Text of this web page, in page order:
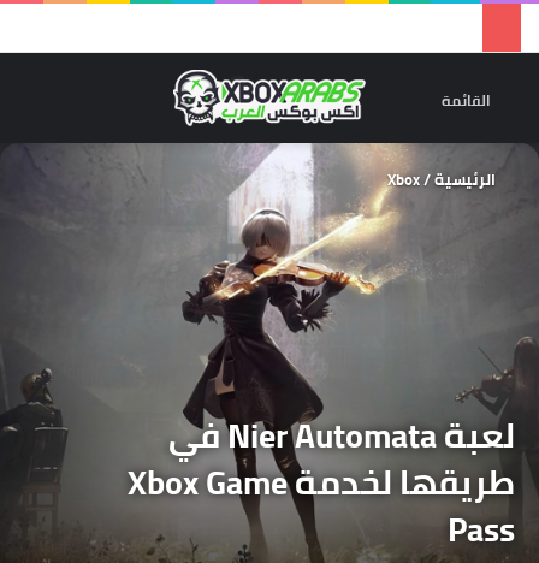
القائمة
الرئيسية/
Xbox
لعبة Nier Automata في
طريقها لخدمة Xbox Game
Pass